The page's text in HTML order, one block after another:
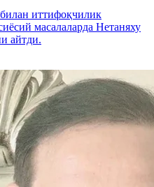
иттифоқчилик
масалаларда Нетаняху
айтди.